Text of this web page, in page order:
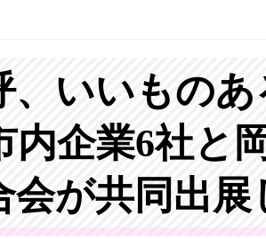
、いいもの
内企業6社と
会が共同出